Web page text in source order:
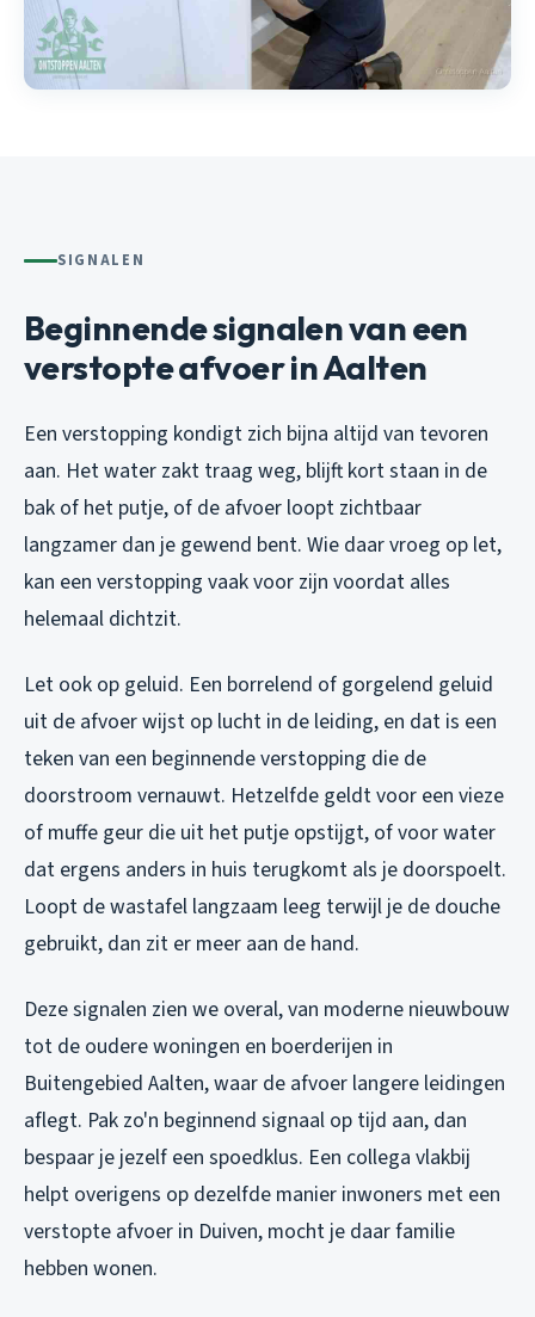
SIGNALEN
Beginnende signalen van een
verstopte afvoer in Aalten
Een verstopping kondigt zich bijna altijd van tevoren
aan. Het water zakt traag weg, blijft kort staan in de
bak of het putje, of de afvoer loopt zichtbaar
langzamer dan je gewend bent. Wie daar vroeg op let,
kan een verstopping vaak voor zijn voordat alles
helemaal dichtzit.
Let ook op geluid. Een borrelend of gorgelend geluid
uit de afvoer wijst op lucht in de leiding, en dat is een
teken van een beginnende verstopping die de
doorstroom vernauwt. Hetzelfde geldt voor een vieze
of muffe geur die uit het putje opstijgt, of voor water
dat ergens anders in huis terugkomt als je doorspoelt.
Loopt de wastafel langzaam leeg terwijl je de douche
gebruikt, dan zit er meer aan de hand.
Deze signalen zien we overal, van moderne nieuwbouw
tot de oudere woningen en boerderijen in
Buitengebied Aalten, waar de afvoer langere leidingen
aflegt. Pak zo'n beginnend signaal op tijd aan, dan
bespaar je jezelf een spoedklus. Een collega vlakbij
helpt overigens op dezelfde manier inwoners met een
verstopte afvoer in Duiven, mocht je daar familie
hebben wonen.